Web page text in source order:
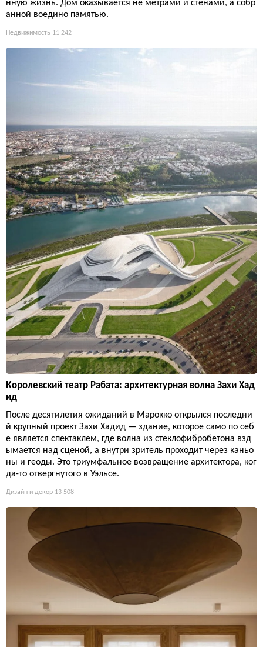
нную жизнь. Дом оказывается не метрами и стенами, а собр
анной воедино памятью.
Недвижимость 11 242
Королевский театр Рабата: архитектурная волна Захи Хад
ид
После десятилетия ожиданий в Марокко открылся последни
й крупный проект Захи Хадид — здание, которое само по себ
е является спектаклем, где волна из стеклофибробетона взд
ымается над сценой, а внутри зритель проходит через каньо
ны и геоды. Это триумфальное возвращение архитектора, ког
да-то отвергнутого в Уэльсе.
Дизайн и декор 13 508